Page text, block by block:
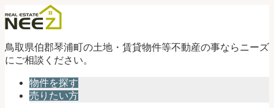
不
動
鳥取県伯郡琴浦町の土地・賃貸物件等不動産の事ならニーズ
にご相談ください。
物件を探す
売りたい方